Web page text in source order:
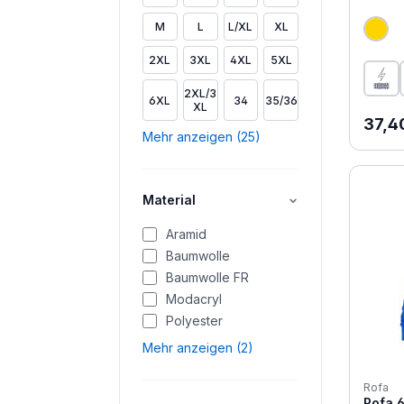
M L L/XL XL
2XL 3XL 4XL 5XL
6XL
2XL/3
XL
34 35/36
Mehr anzeigen (25)
Material
Aramid
Baumwolle
Baumwolle FR
Modacryl
Polyester
Mehr anzeigen (2)
Rofa